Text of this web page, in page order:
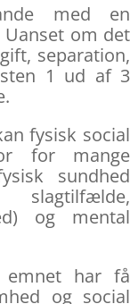
med en
om det
separation,
1 ud af 3
fysisk social
for mange
sundhed
slagtilfælde,
og mental
har få
og social